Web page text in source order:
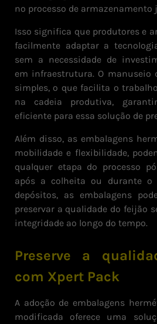
no processo de armazenamento
Isso significa que produtores e
facilmente adaptar a
sem a necessidade de
em infraestrutura. O manuseio
simples, o que facilita o
na cadeia produtiva,
eficiente para essa solução de
Além disso, as embalagens
mobilidade e flexibilidade,
qualquer etapa do processo
após a colheita ou durante o
depósitos, as embalagens
preservar a qualidade do feijão
integridade ao longo do tempo.
Preserve a
com Xpert Pack
A adoção de embalagens
modificada oferece uma